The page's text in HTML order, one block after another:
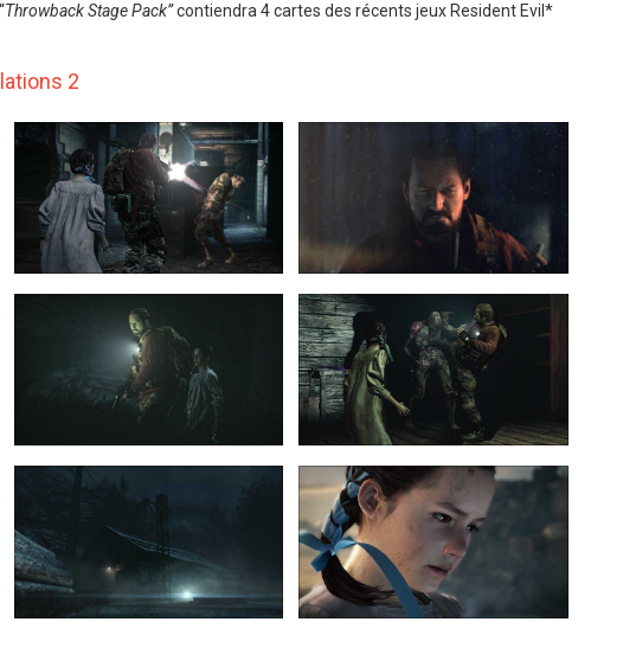
Throwback Stage Pack”contiendra 4 cartes des récents jeux Resident Evil*
2